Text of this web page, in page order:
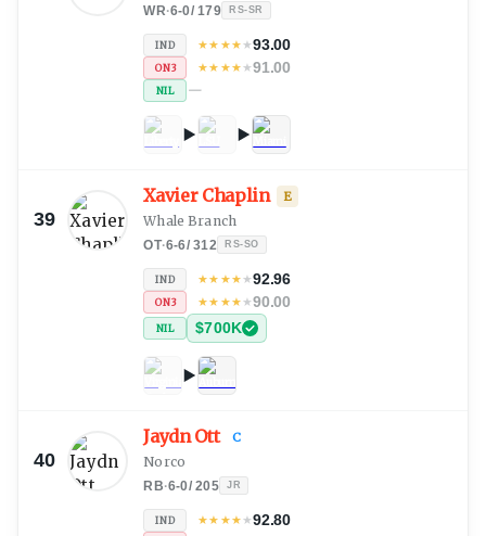
WR·6-0/ 179 RS-SR
IND ★★ ★★★93.00
ON3 ★★ ★★★91.00
NIL —
39
Xavier Chaplin E
Whale Branch
OT·6-6/312 RS-SO
IND ★★ ★★★92.96
ON3 ★★ ★★★90.00
NIL $700K
40
Jaydn Ott C
Norco
RB·6-0/205 JR
IND ★★ ★★★92.80